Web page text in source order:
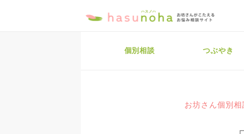
個別相談 つぶやき
お坊さん個別